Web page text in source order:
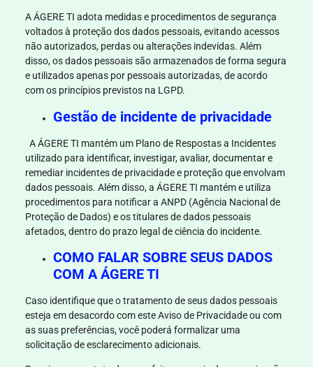
AÁGERE TI adota medidas e procedimentos de segurança
voltados à proteção dos dados pessoais, evitando acessos
não autorizados, perdas ou alterações indevidas. Além
disso, os dados pessoais são armazenados de forma segura
e utilizados apenas por pessoais autorizadas, de acordo
com os princípios previstos na LGPD.
Gestão de incidente de privacidade
A ÁGERE TI mantém um Plano de Respostas a Incidentes
utilizado para identificar, investigar, avaliar, documentar e
remediar incidentes de privacidade e proteção que envolvam
dados pessoais. Além disso, a ÁGERE TI mantém e utiliza
procedimentos para notificar a ANPD (Agência Nacional de
Proteção de Dados) e os titulares de dados pessoais
afetados, dentro do prazo legal de ciência do incidente.
COMO FALAR SOBRE SEUS DADOS
COM A ÁGERE TI
Caso identifique que o tratamento de seus dados pessoais
esteja em desacordo com este Aviso de Privacidade ou com
as suas preferências, você poderá formalizar uma
solicitação de esclarecimento adicionais.